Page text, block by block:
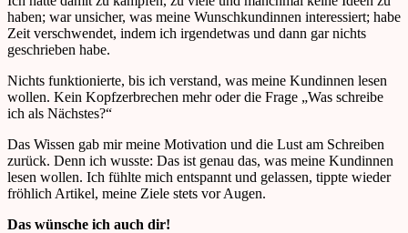
haben; war unsicher, was meine Wunschkundinnen interessiert; habe
Zeit verschwendet, indem ich irgendetwas und dann gar nichts
geschrieben habe.
Nichts funktionierte, bis ich verstand, was meine Kundinnen lesen
wollen. Kein Kopfzerbrechen mehr oder die Frage „Was schreibe
ich als Nächstes?“
Das Wissen gab mir meine Motivation und die Lust am Schreiben
zurück. Denn ich wusste: Das ist genau das, was meine Kundinnen
lesen wollen. Ich fühlte mich entspannt und gelassen, tippte wieder
fröhlich Artikel, meine Ziele stets vor Augen.
Das wünsche ich auch dir!